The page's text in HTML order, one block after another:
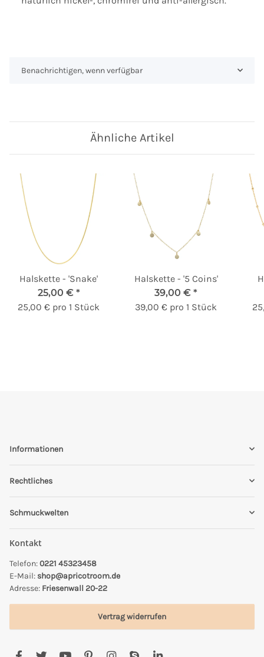
Benachrichtigen, wenn verfügbar
Ähnliche Artikel
Halskette - 'Snake'
25,00 € *
25,00 € pro 1 Stück
Halskette - '5 Coins'
39,00 € *
39,00 € pro 1 Stück
Informationen
Rechtliches
Schmuckwelten
Kontakt
Telefon:0221 45323458
E-Mail: shop@apricotroom.de
Adresse: Friesenwall 20-22
Vertrag widerrufen